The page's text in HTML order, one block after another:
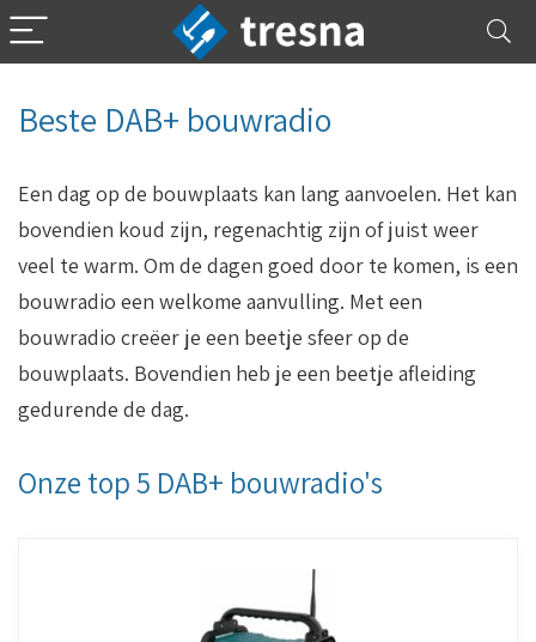
Beste DAB+ bouwradio
Een dag op de bouwplaats kan lang aanvoelen. Het kan
bovendien koud zijn, regenachtig zijn of juist weer
veel te warm. Om de dagen goed door te komen, is een
bouwradio een welkome aanvulling. Met een
bouwradio creëer je een beetje sfeer op de
bouwplaats. Bovendien heb je een beetje afleiding
gedurende de dag.
Onze top 5 DAB+ bouwradio's